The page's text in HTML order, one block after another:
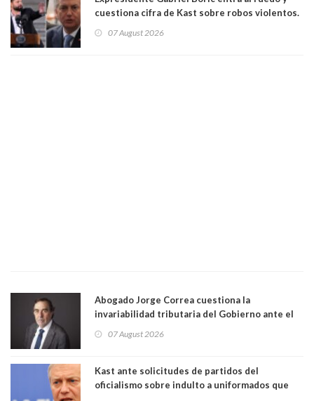
cuestiona cifra de Kast sobre robos violentos.
07 August 2026
Abogado Jorge Correa cuestiona la
invariabilidad tributaria del Gobierno ante el
democracia” y "defendemos la alternancia en el
07 August 2026
Kast ante solicitudes de partidos del
oficialismo sobre indulto a uniformados que